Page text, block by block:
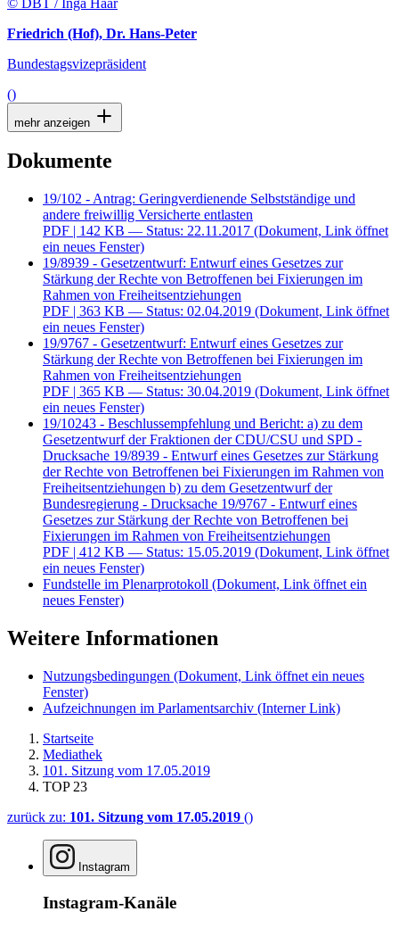
Friedrich (Hof), Dr. Hans-Peter
Bundestagsvizepräsident
()
mehr anzeigen
Dokumente
19/102 - Antrag: Geringverdienende Selbstständige und
andere freiwillig Versicherte entlasten
PDF | 142 KB — Status: 22.11.2017 (Dokument, Link öffnet
ein neues Fenster)
19/8939 - Gesetzentwurf: Entwurf eines Gesetzes zur
Stärkung der Rechte von Betroffenen bei Fixierungen im
Rahmen von Freiheitsentziehungen
PDF | 363 KB — Status: 02.04.2019 (Dokument, Link öffnet
ein neues Fenster)
19/9767 - Gesetzentwurf: Entwurf eines Gesetzes zur
Stärkung der Rechte von Betroffenen bei Fixierungen im
Rahmen von Freiheitsentziehungen
PDF | 365 KB — Status: 30.04.2019 (Dokument, Link öffnet
ein neues Fenster)
19/10243 - Beschlussempfehlung und Bericht: a) zu dem
Gesetzentwurf der Fraktionen der CDU/CSU und SPD -
Drucksache 19/8939 - Entwurf eines Gesetzes zur Stärkung
der Rechte von Betroffenen bei Fixierungen im Rahmen von
Freiheitsentziehungen b) zu dem Gesetzentwurf der
Bundesregierung - Drucksache 19/9767 - Entwurf eines
Gesetzes zur Stärkung der Rechte von Betroffenen bei
Fixierungen im Rahmen von Freiheitsentziehungen
PDF | 412 KB — Status: 15.05.2019 (Dokument, Link öffnet
ein neues Fenster)
Fundstelle im Plenarprotokoll (Dokument, Link öffnet ein
neues Fenster)
Weitere Informationen
Nutzungsbedingungen (Dokument, Link öffnet ein neues
Fenster)
Aufzeichnungen im Parlamentsarchiv (Interner Link)
Startseite
Mediathek
101. Sitzung vom 17.05.2019
TOP 23
zurück zu: 101. Sitzung vom 17.05.2019 ()
Instagram
Instagram-Kanäle